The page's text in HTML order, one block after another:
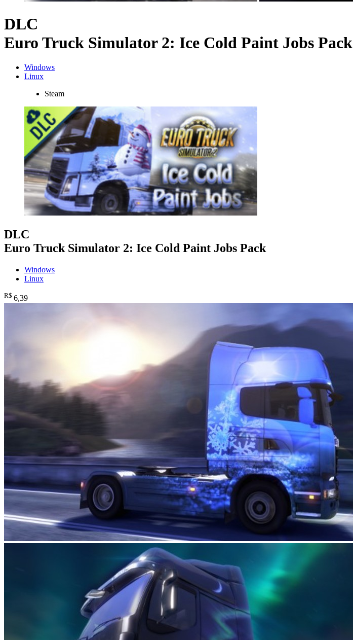
DLC
Euro Truck Simulator 2: Ice Cold Paint Jobs Pack
Windows
Linux
Steam
DLC
Euro Truck Simulator 2: Ice Cold Paint Jobs Pack
Windows
Linux
R$ 6,39